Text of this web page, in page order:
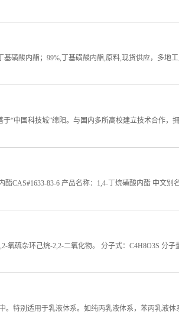
磺酸内酯；99%,丁基磺酸内酯,原料,现货供应，多地
“中国科技城”绵阳。与国内多所高校建立技术合作
CAS#1633-83-6 产品名称：1,4-丁烷磺酸内酯 中文
硫杂环己烷-2,2-二氧化物。 分子式：C4H8O3S 分
特别适用于乳液体系。如纯丙乳液体系，苯丙乳液